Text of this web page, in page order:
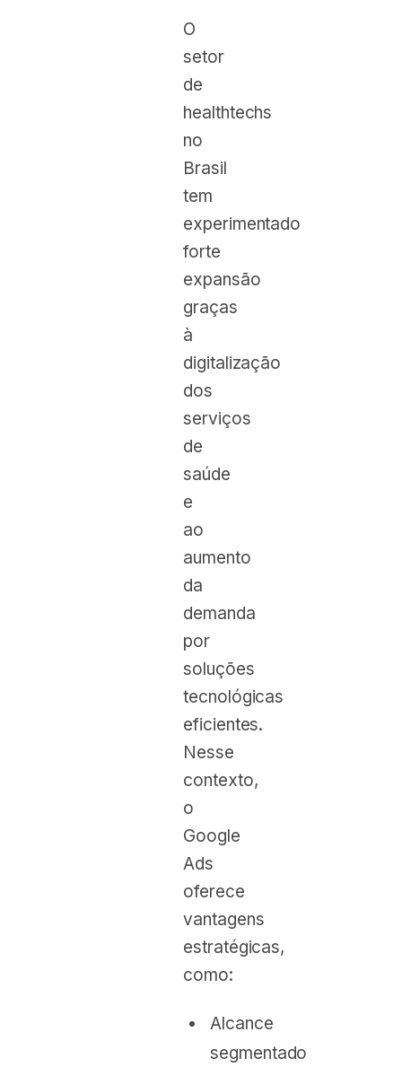
O
setor
de
healthtechs
no
Brasil
tem
experimentado
forte
expansão
graças
à
digitalização
dos
serviços
de
saúde
e
ao
aumento
da
demanda
por
soluções
tecnológicas
eficientes.
Nesse
contexto,
o
Google
Ads
oferece
vantagens
estratégicas,
como:
Alcance
segmentado